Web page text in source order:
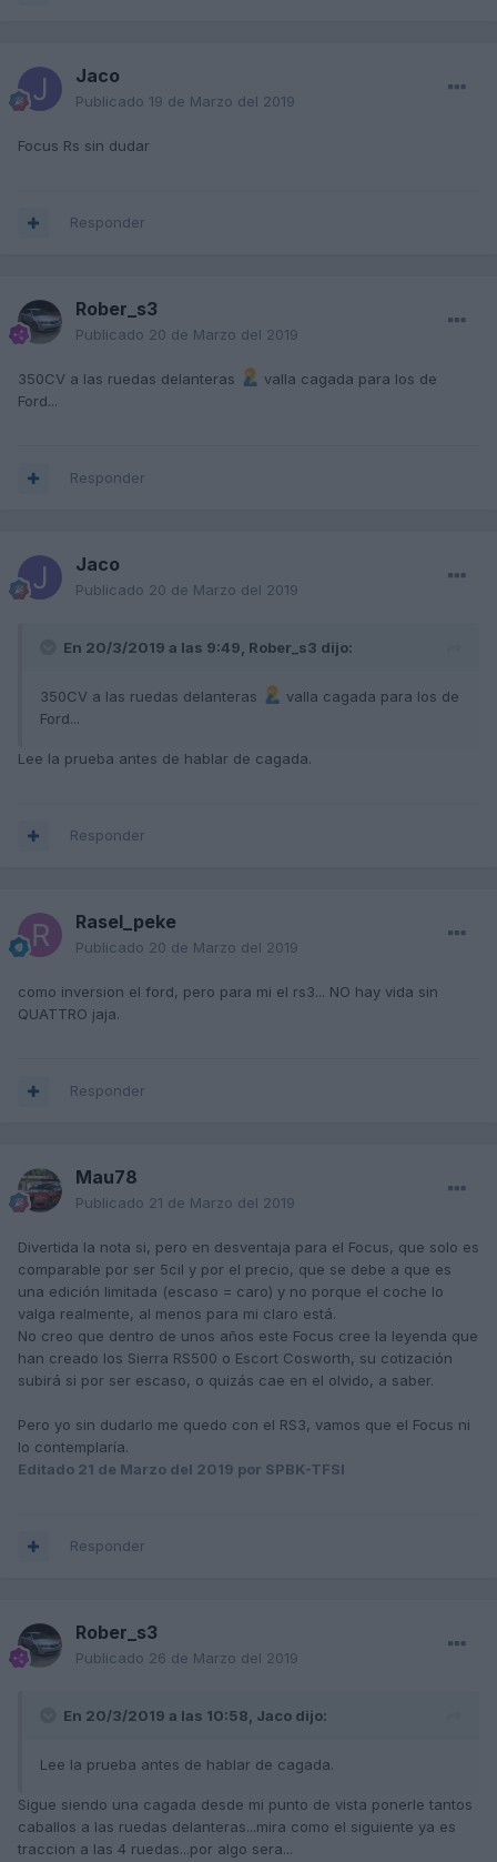
Jaco
Publicado 19 de Marzo del 2019
Focus Rs sin dudar
Responder
Rober_s3
Publicado 20 de Marzo del 2019
350CV a las ruedas delanteras
valla cagada para los de
Ford...
Responder
Jaco
Publicado 20 de Marzo del 2019
En 20/3/2019 a las 9:49, Rober_s3 dijo:
350CV a las ruedas delanteras
valla cagada para los de
Ford...
Lee la prueba antes de hablar de cagada.
Responder
Rasel_peke
Publicado 20 de Marzo del 2019
como inversion el ford, pero para mi el rs3... NO hay vida sin
QUATTRO jaja.
Responder
Mau78
Publicado 21 de Marzo del 2019
Divertida la nota si, pero en desventaja para el Focus, que solo es
comparable por ser 5cil y por el precio, que se debe a que es
una edición limitada (escaso = caro) y no porque el coche lo
valga realmente, al menos para mi claro está.
No creo que dentro de unos años este Focus cree la leyenda que
han creado los Sierra RS500 o Escort Cosworth, su cotización
subirá si por ser escaso, o quizás cae en el olvido, a saber.
Pero yo sin dudarlo me quedo con el RS3, vamos que el Focus ni
lo contemplaría.
Editado 21 de Marzo del 2019 por SPBK-TFSI
Responder
Rober_s3
Publicado 26 de Marzo del 2019
En 20/3/2019 a las 10:58, Jaco dijo:
Lee la prueba antes de hablar de cagada.
Sigue siendo una cagada desde mi punto de vista ponerle tantos
caballos a las ruedas delanteras...mira como el siguiente ya es
traccion a las 4 ruedas...por algo sera...